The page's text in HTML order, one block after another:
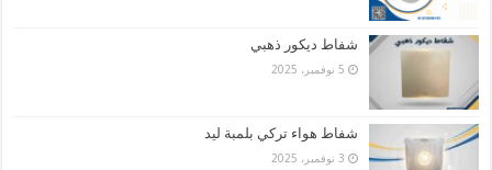
شفاط ديكور ذهبي
5 نوفمبر، 2025
شفاط هواء تركي بلمبة ليد
3 نوفمبر، 2025